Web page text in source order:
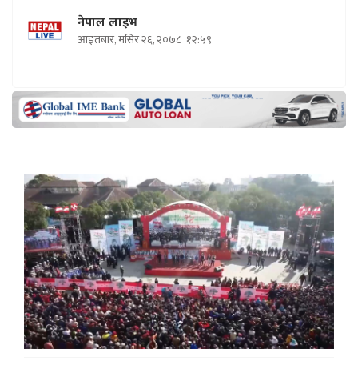
नेपाल लाइभ
आइतबार, मंसिर २६, २०७८ १२:५९